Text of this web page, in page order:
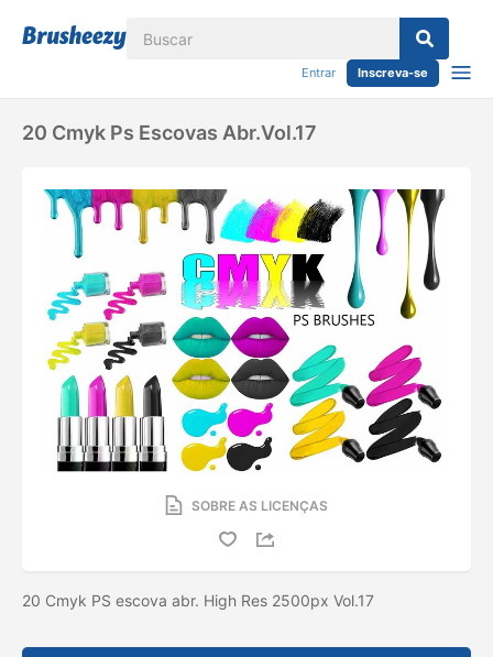
Entrar Inscreva-se
20 Cmyk Ps Escovas Abr.vol.17
SOBRE AS LICENÇAS
20 Cmyk PS escova abr. High Res 2500px Vol.17